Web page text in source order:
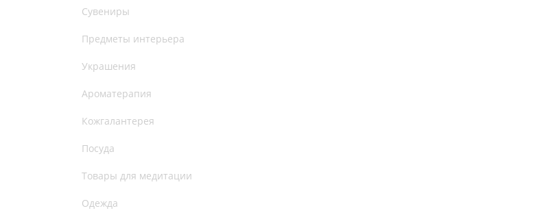
Сувениры
Предметы интерьера
Украшения
Ароматерапия
Кожгалантерея
Посуда
Товары для медитации
Одежда